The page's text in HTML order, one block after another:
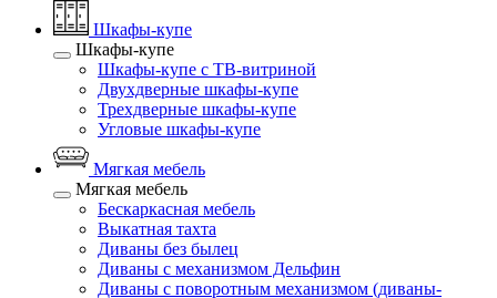
Шкафы-купе
Шкафы-купе
Шкафы-купе с ТВ-витриной
Двухдверные шкафы-купе
Трехдверные шкафы-купе
Угловые шкафы-купе
Мягкая мебель
Мягкая мебель
Бескаркасная мебель
Выкатная тахта
Диваны без былец
Диваны с механизмом Дельфин
Диваны с поворотным механизмом (диваны-